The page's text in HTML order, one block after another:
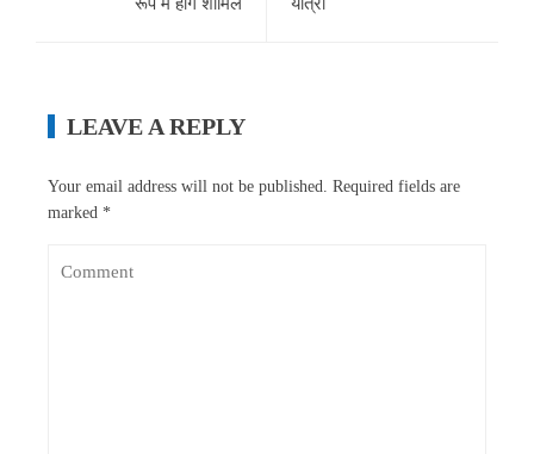
LEAVE A REPLY
Your email address will not be published. Required fields are
marked *